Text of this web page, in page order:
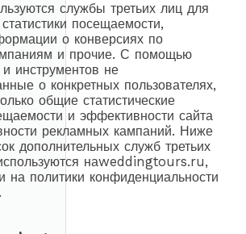
службы третьих лиц для
посещаемости,
о конверсиях по
и прочие. С помощью
инструментов не
о конкретных пользователях,
общие статистические
и эффективности сайта
рекламных кампаний. Ниже
дополнительных служб третьих
наweddingtours.ru,
на политики конфиденциальности